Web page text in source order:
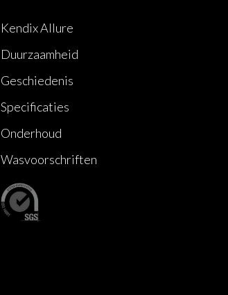
Kendix Allure
Duurzaamheid
Geschiedenis
Specificaties
Onderhoud
Wasvoorschriften